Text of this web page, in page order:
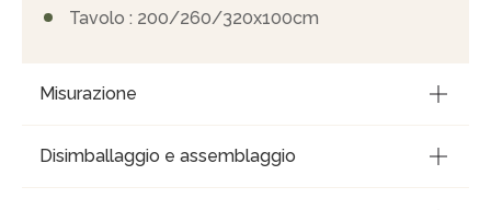
Tavolo : 200/260/320x100cm
Misurazione
Disimballaggio e assemblaggio